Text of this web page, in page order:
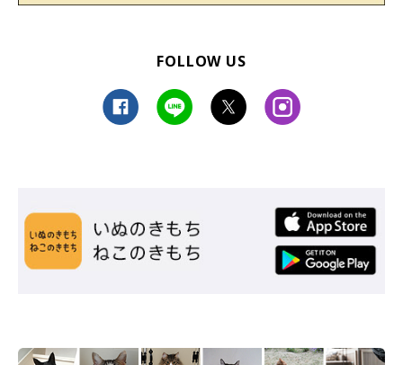
FOLLOW US